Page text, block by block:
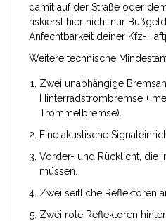
damit auf der Straße oder
riskierst hier nicht nur
Anfechtbarkeit deiner Kfz-
Weitere technische
Zwei unabhängige
Hinterradstrombremse +
Trommelbremse).
Eine akustische
Vorder- und Rücklicht, die
müssen.
Zwei seitliche Reflektoren
Zwei rote Reflektoren